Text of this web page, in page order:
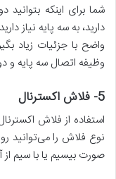
شما برای اینکه
دارید، به سه پایه نیاز
واضح با جزئیات زیاد
وظیفه اتصال سه پایه و
5- فلاش اکسترنال
استفاده از فلاش
نوع فلاش را می‌توانید
صورت بیسیم یا با سیم از